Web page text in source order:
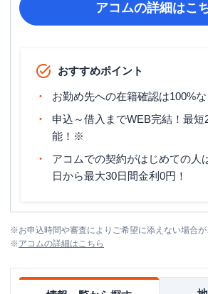
アコムの詳細はこ
おすすめポイント
お勤め先への在籍確認は100%な
申込～借入までWEB完結！最短
能！※
アコムでの契約がはじめての人
日から最大30日間金利0円！
※お申込時間や審査によりご希望に添えない場合が
※アコムの詳細はこちら